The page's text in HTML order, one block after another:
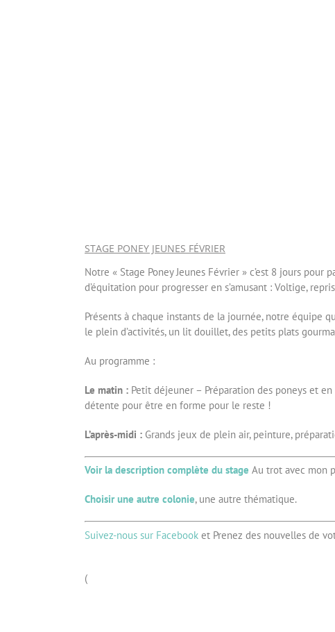
STAGE PONEY JEUNES FÉVRIER
Notre « Stage Poney Jeunes Février » c’est 8 jours pour
d’équitation pour progresser en s’amusant : Voltige,
Présents à chaque instants de la journée, notre équipe
le plein d’activités, un lit douillet, des petits plats
Au programme :
Le matin : Petit déjeuner – Préparation des poneys et
détente pour être en forme pour le reste !
L’après-midi :Grands jeux de plein air, peinture,
Voir la description complète du stage Au trot avec mon
Choisir une autre colonie, une autre thématique.
Suivez-nous sur Facebooket Prenez des nouvelles de
(